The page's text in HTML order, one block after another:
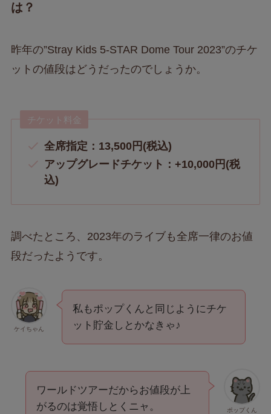
は？
昨年の”Stray Kids 5-STAR Dome Tour 2023”のチケ
ットの値段はどうだったのでしょうか。
チケット料金
全席指定：13,500円(税込)
アップグレードチケット：+10,000円(税
込)
調べたところ、2023年のライブも全席一律のお値
段だったようです。
ケイちゃん
私もポップくんと同じようにチケ
ット貯金しとかなきゃ♪
ポップくん
ワールドツアーだからお値段が上
がるのは覚悟しとくニャ。